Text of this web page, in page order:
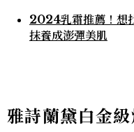
2024乳霜推薦！想
抹養成澎彈美肌
雅詩蘭黛白金